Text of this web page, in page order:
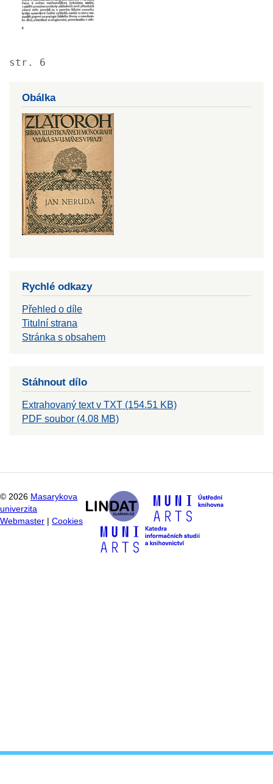
str. 6
Obálka
Rychlé odkazy
Přehled o díle
Titulní strana
Stránka s obsahem
Stáhnout dílo
Extrahovaný text v TXT (154.51 KB)
PDF soubor (4.08 MB)
© 2026 Masarykova
univerzita
Webmaster
Cookies